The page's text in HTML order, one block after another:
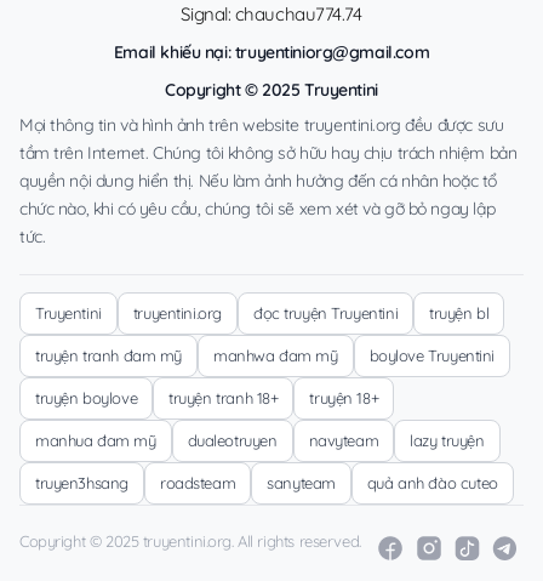
Signal: chauchau774.74
Email khiếu nại:truyentiniorg@gmail.com
Copyright © 2025 Truyentini
Mọi thông tin và hình ảnh trên website truyentini.org đều được sưu
tầm trên Internet. Chúng tôi không sở hữu hay chịu trách nhiệm bản
quyền nội dung hiển thị. Nếu làm ảnh hưởng đến cá nhân hoặc tổ
chức nào, khi có yêu cầu, chúng tôi sẽ xem xét và gỡ bỏ ngay lập
tức.
Truyentini truyentini.org đọc truyện Truyentini truyện bl
truyện tranh đam mỹ manhwa đam mỹ boylove Truyentini
truyện boylove truyện tranh 18+ truyện 18+
manhua đam mỹ dualeotruyen navyteam lazy truyện
truyen3hsang roadsteam sanyteam quả anh đào cuteo
Copyright © 2025 truyentini.org. All rights reserved.